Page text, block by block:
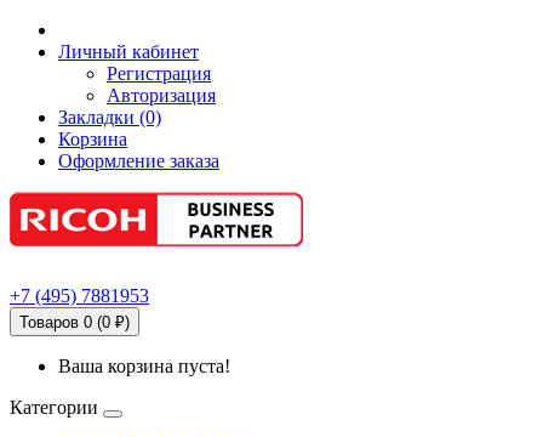
Личный кабинет
Регистрация
Авторизация
Закладки (0)
Корзина
Оформление заказа
+7 (495) 7881953
Товаров 0 (0 ₽)
Ваша корзина пуста!
Категории